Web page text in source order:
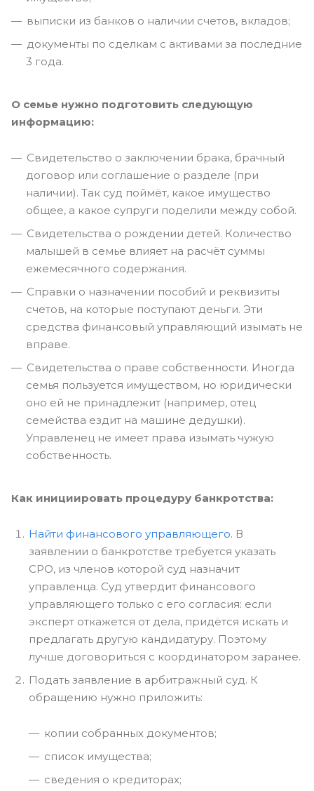
выписки из банков о наличии счетов, вкладов;
документы по сделкам с активами за последние
3 года.
О семье нужно подготовить следующую
информацию:
Свидетельство о заключении брака, брачный
договор или соглашение о разделе (при
наличии). Так суд поймёт, какое имущество
общее, а какое супруги поделили между собой.
Свидетельства о рождении детей. Количество
малышей в семье влияет на расчёт суммы
ежемесячного содержания.
Справки о назначении пособий и реквизиты
счетов, на которые поступают деньги. Эти
средства финансовый управляющий изымать не
вправе.
Свидетельства о праве собственности. Иногда
семья пользуется имуществом, но юридически
оно ей не принадлежит (например, отец
семейства ездит на машине дедушки).
Управленец не имеет права изымать чужую
собственность.
Как инициировать процедуру банкротства:
Найти финансового управляющего. В
заявлении о банкротстве требуется указать
СРО, из членов которой суд назначит
управленца. Суд утвердит финансового
управляющего только с его согласия: если
эксперт откажется от дела, придётся искать и
предлагать другую кандидатуру. Поэтому
лучше договориться с координатором заранее.
Подать заявление в арбитражный суд. К
обращению нужно приложить:
копии собранных документов;
список имущества;
сведения о кредиторах;